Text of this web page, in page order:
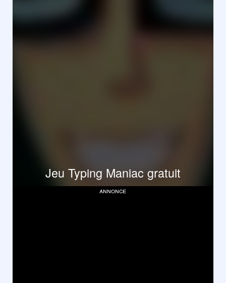
Jeu Typing Maniac gratuit
annonce